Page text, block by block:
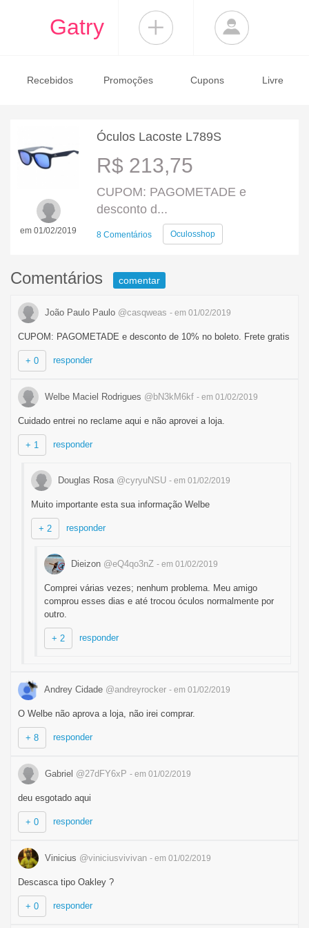
Gatry
Recebidos Promoções Cupons Livre
em 01/02/2019
Óculos Lacoste L789S
R$ 213,75
CUPOM: PAGOMETADE e
desconto d...
8 Comentários Oculosshop
Comentários comentar
João Paulo Paulo @casqweas - em 01/02/2019
CUPOM: PAGOMETADE e desconto de 10% no boleto. Frete gratis
+ 0 responder
Welbe Maciel Rodrigues @bN3kM6kf - em 01/02/2019
Cuidado entrei no reclame aqui e não aprovei a loja.
+ 1 responder
Douglas Rosa @cyryuNSU - em 01/02/2019
Muito importante esta sua informação Welbe
+ 2 responder
Dieizon @eQ4qo3nZ - em 01/02/2019
Comprei várias vezes; nenhum problema. Meu amigo
comprou esses dias e até trocou óculos normalmente por
outro.
+ 2 responder
Andrey Cidade @andreyrocker - em 01/02/2019
O Welbe não aprova a loja, não irei comprar.
+ 8 responder
Gabriel @27dFY6xP - em 01/02/2019
deu esgotado aqui
+ 0 responder
Vinicius @viniciusvivivan - em 01/02/2019
Descasca tipo Oakley ?
+ 0 responder